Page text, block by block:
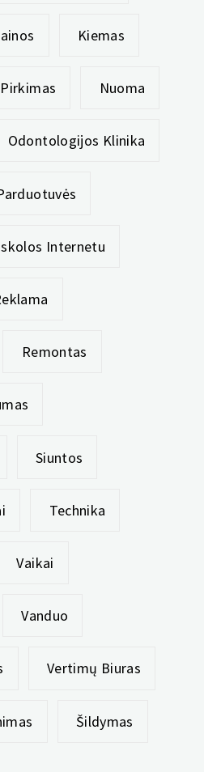
Kiemas
Nuoma
Odontologijos Klinika
Internetu
Remontas
Siuntos
Technika
Vaikai
Vanduo
Vertimų Biuras
Šildymas